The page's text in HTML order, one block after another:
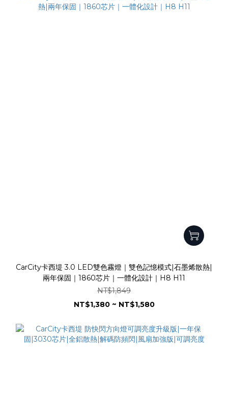
CarCity卡西堤 3.0 LED雙色霧燈｜雙色記憶模式|石墨烯散熱|
兩年保固｜1860芯片｜一體化設計｜H8 H11
NT$1,849
NT$1,380 ~ NT$1,580